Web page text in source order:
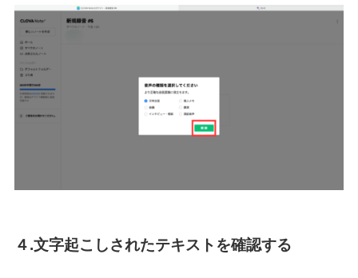
４.文字起こしされたテキストを確認する